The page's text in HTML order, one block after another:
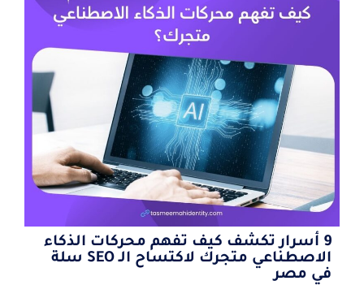
9 أسرار تكشف كيف تفهم محركات الذكاء
الاصطناعي متجرك لاكتساح الـ SEO سلة
في مصر